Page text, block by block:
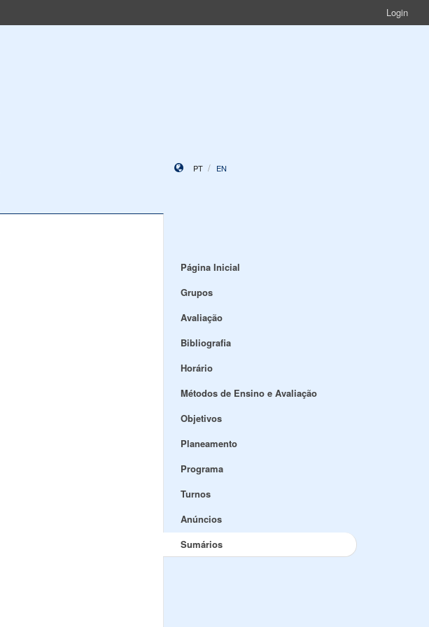
Login
PT EN
Página Inicial
Grupos
Avaliação
Bibliografia
Horário
Métodos de Ensino e Avaliação
Objetivos
Planeamento
Programa
Turnos
Anúncios
Sumários